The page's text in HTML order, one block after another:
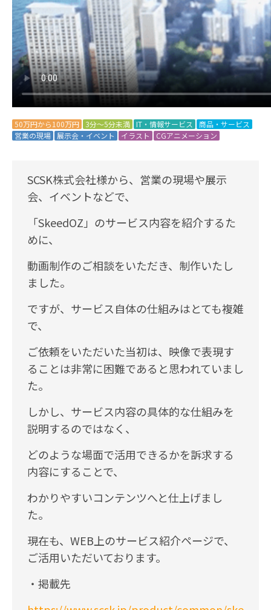
50万円から100万円 3分～5分未満 IT・情報サービス
商品・サービス
営業の現場
展示会・イベント イラスト CGアニメーション
SCSK株式会社様から、営業の現場や展示
会、イベントなどで、
「SkeedOZ」のサービス内容を紹介するた
めに、
動画制作のご相談をいただき、制作いたし
ました。
ですが、サービス自体の仕組みはとても複雑
で、
ご依頼をいただいた当初は、映像で表現す
ることは非常に困難であると思われていまし
た。
しかし、サービス内容の具体的な仕組みを
説明するのではなく、
どのような場面で活用できるかを訴求する
内容にすることで、
わかりやすいコンテンツへと仕上げまし
た。
現在も、WEB上のサービス紹介ページで、
ご活用いただいております。
・掲載先